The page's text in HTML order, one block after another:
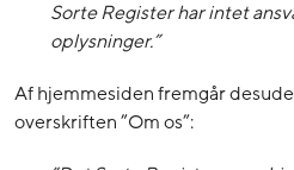
Sorte Register har intet
oplysninger.”
Af hjemmesiden fremgår
overskriften ”Om os”: